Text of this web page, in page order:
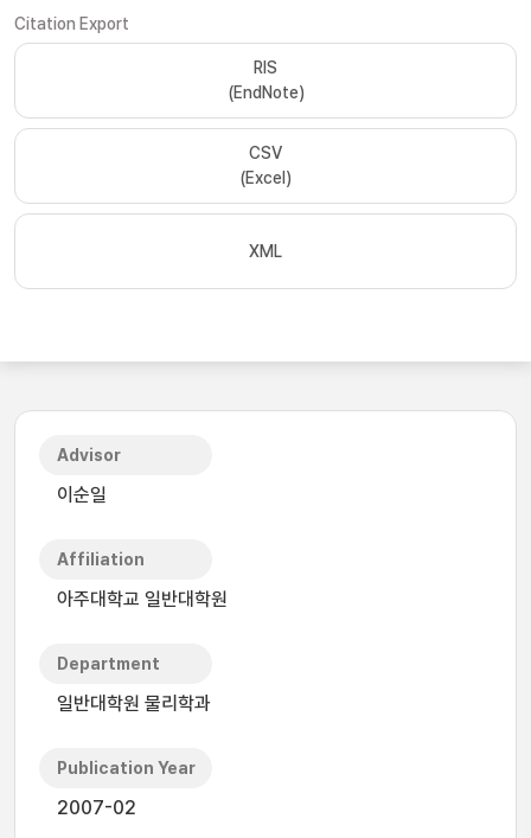
Citation Export
RIS
(EndNote)
CSV
(Excel)
XML
Advisor
이순일
Affiliation
아주대학교 일반대학원
Department
일반대학원 물리학과
Publication Year
2007-02